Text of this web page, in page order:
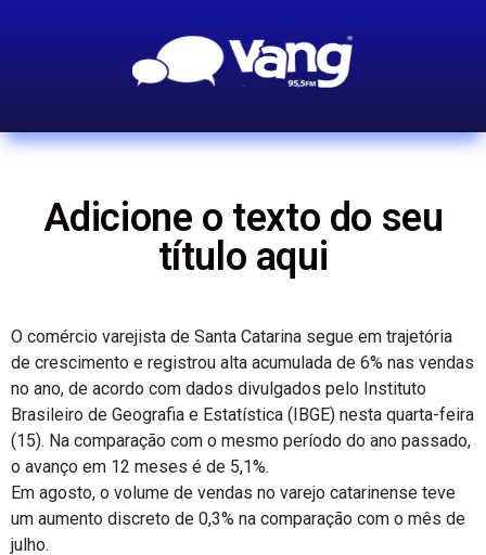
Adicione o texto do seu
título aqui
O comércio varejista de Santa Catarina segue em trajetória
de crescimento e registrou alta acumulada de 6% nas vendas
no ano, de acordo com dados divulgados pelo Instituto
Brasileiro de Geografia e Estatística (IBGE) nesta quarta-feira
(15). Na comparação com o mesmo período do ano passado,
o avanço em 12 meses é de 5,1%.
Em agosto, o volume de vendas no varejo catarinense teve
um aumento discreto de 0,3% na comparação com o mês de
julho.